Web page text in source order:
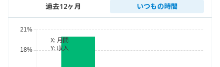
過去12ヶ月 いつもの時間
X: 月間
Y: 収入